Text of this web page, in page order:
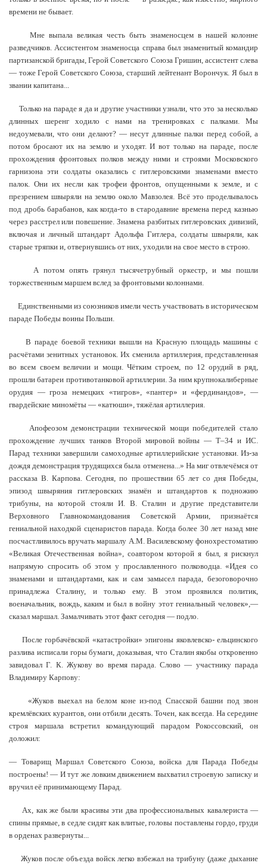
времени не бывает.
Мне выпала великая честь быть знаменосцем в нашей колонне
разведчиков. Ассистентом знаменосца справа был знаменитый командир
партизанской бригады, Герой Советского Союза Гришин, ассистент слева
— тоже Герой Советского Союза, старший лейтенант Ворончук. Я был в
звании капитана...
Только на параде я да и другие участники узнали, что это за несколько
длинных шеренг ходило с нами на тренировках с палками. Мы
недоумевали, что они делают? — несут длинные палки перед собой, а
потом бросают их на землю и уходят. И вот только на параде, после
прохождения фронтовых полков между ними и строями Московского
гарнизона эти солдаты оказались с гитлеровскими знаменами вместо
палок. Они их несли как трофеи фронтов, опущенными к земле, и с
презрением швыряли на землю около Мавзолея. Всё это проделывалось
под дробь барабанов, как когда-то в стародавние времена перед казнью
через расстрел или повешение. Знамена разбитых гитлеровских дивизий,
включая и личный штандарт Адольфа Гитлера, солдаты швыряли, как
старые тряпки и, отвернувшись от них, уходили на свое место в строю.
А потом опять грянул тысячетрубный оркестр, и мы пошли
торжественным маршем вслед за фронтовыми колоннами.
Единственными из союзников имели честь участвовать в историческом
параде Победы воины Польши.
В параде боевой техники вышли на Красную площадь машины с
расчётами зенитных установок. Их сменила артиллерия, представленная
во всем своем величии и мощи. Чётким строем, по 12 орудий в ряд,
прошли батареи противотанковой артиллерии. За ним крупнокалиберные
орудия — гроза немецких «тигров», «пантер» и «фердинандов», —
гвардейские миномёты — «катюши», тяжёлая артиллерия.
Апофеозом демонстрации технической мощи победителей стало
прохождение лучших танков Второй мировой войны — Т–34 и ИС.
Парад техники завершили самоходные артиллерийские установки. Из-за
дождя демонстрация трудящихся была отменена...» На миг отвлечёмся от
рассказа В. Карпова. Сегодня, по прошествии 65 лет со дня Победы,
эпизод швыряния гитлеровских знамён и штандартов к подножию
трибуны, на которой стояли И. В. Сталин и другие представители
Верховного Главнокомандования Советской Армии, признаётся
гениальной находкой сценаристов парада. Когда более 30 лет назад мне
посчастливилось вручать маршалу А.М. Василевскому фонохрестоматию
«Великая Отечественная война», соавтором которой я был, я рискнул
напрямую спросить об этом у прославленного полководца. «Идея со
знаменами и штандартами, как и сам замысел парада, безоговорочно
принадлежа Сталину, и только ему. В этом проявился политик,
военачальник, вождь, каким и был в войну этот гениальный человек»,—
сказал маршал. Замалчивать этот факт сегодня — подло.
После горбачёвской «катастройки» эпигоны яковлевско- ельцинского
разлива исписали горы бумаги, доказывая, что Сталин якобы откровенно
завидовал Г. К. Жукову во время парада. Слово — участнику парада
Владимиру Карпову:
«Жуков выехал на белом коне из-под Спасской башни под звон
кремлёвских курантов, они отбили десять. Точен, как всегда. На середине
строя маршала встретил командующий парадом Рокоссовский, он
доложил:
— Товарищ Маршал Советского Союза, войска для Парада Победы
построены! — И тут же ловким движением выхватил строевую записку и
вручил её принимающему Парад.
Ах, как же были красивы эти два профессиональных кавалериста —
спины прямые, в седле сидят как влитые, головы поставлены гордо, груди
в орденах развернуты...
Жуков после объезда войск легко взбежал на трибуну (даже дыхание